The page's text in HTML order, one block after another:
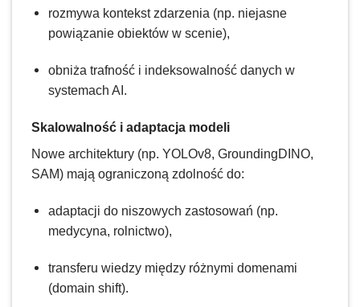
rozmywa kontekst zdarzenia (np. niejasne
powiązanie obiektów w scenie),
obniża trafność i indeksowalność danych w
systemach AI.
Skalowalność i adaptacja modeli
Nowe architektury (np. YOLOv8, GroundingDINO,
SAM) mają ograniczoną zdolność do:
adaptacji do niszowych zastosowań (np.
medycyna, rolnictwo),
transferu wiedzy między różnymi domenami
(domain shift).